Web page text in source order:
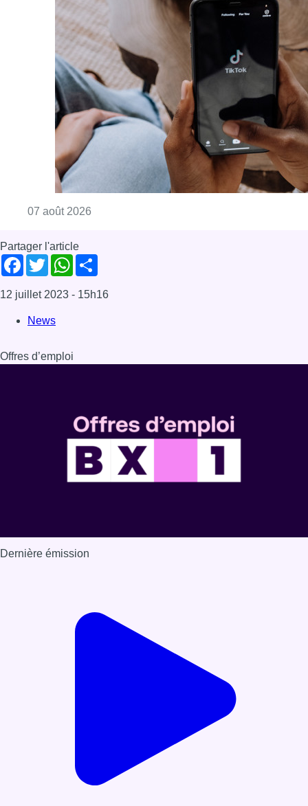
07 août 2026
Partager l'article
Facebook
TwitterWhatsApp
12 juillet 2023 - 15h16
News
Offres d’emploi
Dernière émission